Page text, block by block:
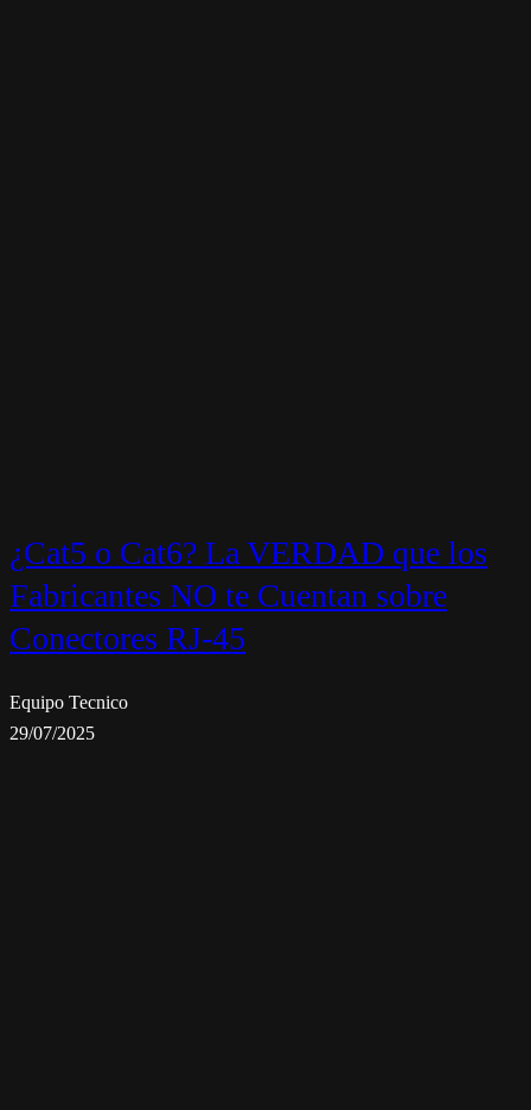
¿Cat5 o Cat6? La VERDAD que los
Fabricantes NO te Cuentan sobre
Conectores RJ-45
Equipo Tecnico
29/07/2025